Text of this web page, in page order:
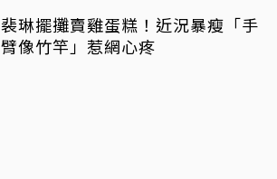
裴琳擺攤賣雞蛋糕！近況暴瘦「手
臂像竹竿」惹網心疼